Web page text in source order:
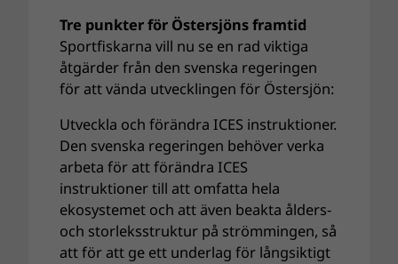
Tre punkter för Östersjöns framtid
Sportfiskarna vill nu se en rad viktiga
åtgärder från den svenska regeringen
för att vända utvecklingen för Östersjön:
Utveckla och förändra ICES instruktioner.
Den svenska regeringen behöver verka
arbeta för att förändra ICES
instruktioner till att omfatta hela
ekosystemet och att även beakta ålders-
och storleksstruktur på strömmingen, så
att för att ge ett underlag för långsiktigt